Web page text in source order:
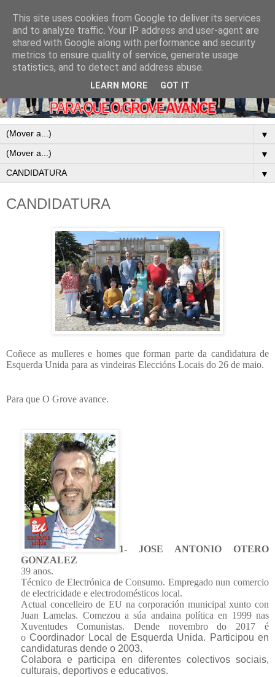
▼
▼
▼
CANDIDATURA
Coñece as mulleres e homes que forman parte da candidatura de
Esquerda Unida para as vindeiras Eleccións Locais do 26 de maio.
Para que O Grove avance.
1- JOSE ANTONIO OTERO
GONZALEZ
39 anos.
Técnico de Electrónica de Consumo. Empregado nun comercio
de electricidade e electrodomésticos local.
Actual concelleiro de EU na corporación municipal xunto con
Juan Lamelas. Comezou a súa andaina política en 1999 nas
Xuventudes Comunistas. Dende novembro do 2017 é
oCoordinador Local de Esquerda Unida. Participou en
candidaturas dende o 2003.
Colabora e participa en diferentes colectivos sociais,
culturais, deportivos e educativos.
This site uses cookies from Google to deliver its services
and to analyze traffic. Your IP address and user-agent are
shared with Google along with performance and security
metrics to ensure quality of service, generate usage
statistics, and to detect and address abuse.
LEARN MORE GOT IT